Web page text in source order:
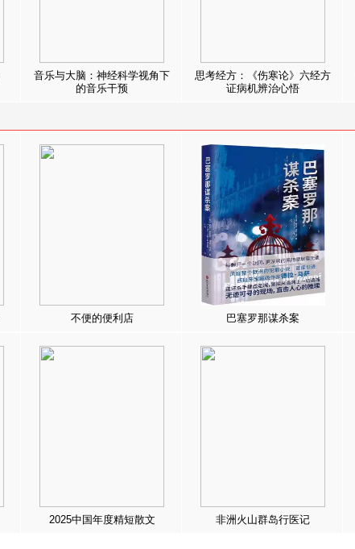
音乐与大脑：神经科学视角下
的音乐干预
思考经方：《伤寒论》六经方
证病机辨治心悟
不便的便利店 巴塞罗那谋杀案
2025中国年度精短散文 非洲火山群岛行医记